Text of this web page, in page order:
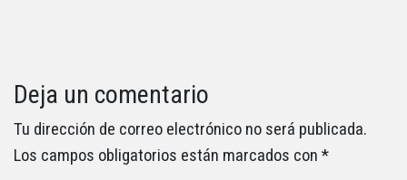
Deja un comentario
Tu dirección de correo electrónico no será publicada.
Los campos obligatorios están marcados con *